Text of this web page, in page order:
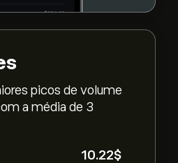
picos de volume
a média de 3
10.22‎$‎